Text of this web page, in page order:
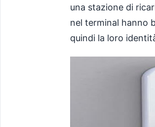
una stazione di
nel terminal hanno
quindi la loro